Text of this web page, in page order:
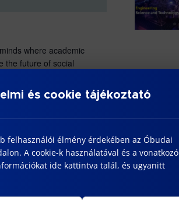
where academic
the future of social
SOCIAL
és cookie tájékoztató
felhasználói élmény érdekében az Óbudai
A cookie-k használatával és a vonatkozó
ide kattintva talál, és ugyanitt